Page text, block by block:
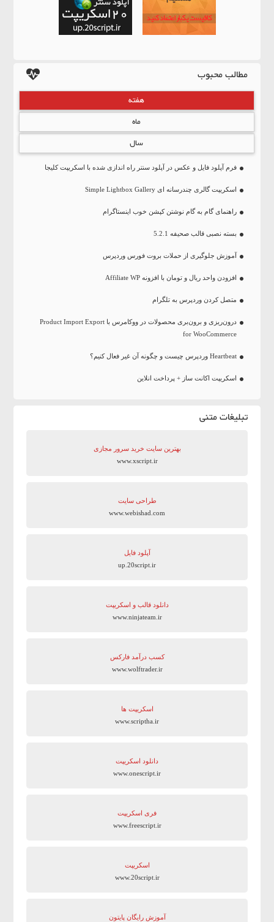
مطالب محبوب
هفته
ماه
سال
فرم آپلود فایل و عکس در آپلود سنتر راه اندازی شده با اسکریپت کلیجا
اسکریپت گالری چندرسانه ای Simple Lightbox Gallery
راهنمای گام به گام نوشتن کپشن خوب اینستاگرام
بسته نصبی قالب صحیفه 5.2.1
آموزش جلوگیری از حملات بروت فورس وردپرس
افزودن واحد ریال و تومان با افزونه Affiliate WP
متصل کردن وردپرس به تلگرام
درون‌ریزی و برون‌بری محصولات در ووکامرس با Product Import Export
for WooCommerce
Heartbeat وردپرس چیست و چگونه آن غیر فعال کنیم؟
اسکریپت اکانت ساز + پرداخت انلاین
تبلیغات متنی
بهترین سایت‌ خرید سرور مجازی
www.xscript.ir
طراحی سایت
www.webishad.com
آپلود فایل
up.20script.ir
دانلود قالب و اسکریپت
www.ninjateam.ir
کسب درآمد فارکس
www.wolftrader.ir
اسکریپت ها
www.scriptha.ir
دانلود اسکریپت
www.onescript.ir
فری اسکریپت
www.freescript.ir
اسکریپت
www.20script.ir
آموزش رایگان پایتون